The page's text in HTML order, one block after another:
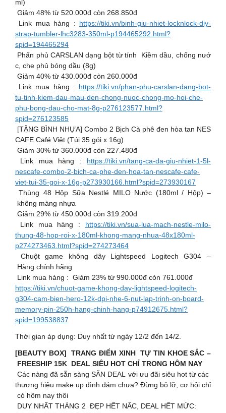
ml)
Giảm 48% từ 520.000đ còn 268.850đ
Link mua hàng : https://tiki.vn/binh-giu-nhiet-locknlock-diy-
strap-tumbler-lhc3283-350ml-p194465292.html?
spid=194465294
Phấn phủ CARSLAN dạng bột từ tính Kiềm dầu, chống nướ
c, che phủ bóng dầu (8g)
Giảm 40% từ 430.000đ còn 260.000đ
Link mua hàng : https://tiki.vn/phan-phu-carslan-dang-bot-
tu-tinh-kiem-dau-mau-den-chong-nuoc-chong-mo-hoi-che-
phu-bong-dau-cho-mat-8g-p276123577.html?
spid=276123585
[TẶNG BÌNH NHỰA] Combo 2 Bịch Cà phê đen hòa tan NES
CAFE Café Việt (Túi 35 gói x 16g)
Giảm 30% từ 360.000đ còn 227.480đ
Link mua hàng : https://tiki.vn/tang-ca-da-giu-nhiet-1-5l-
nescafe-combo-2-bich-ca-phe-den-hoa-tan-nescafe-cafe-
viet-tui-35-goi-x-16g-p273930166.html?spid=273930167
Thùng 48 Hộp Sữa Nestlé MILO Nước (180ml / Hộp) –
không màng nhựa
Giảm 29% từ 450.000đ còn 319.200đ
Link mua hàng : https://tiki.vn/sua-lua-mach-nestle-milo-
thung-48-hop-roi-x-180ml-khong-mang-nhua-48x180ml-
p274273463.html?spid=274273464
️ Chuột game không dây Lightspeed Logitech G304 –
Hàng chính hãng
Link mua hàng : Giảm 23% từ 990.000đ còn 761.000đ
https://tiki.vn/chuot-game-khong-day-lightspeed-logitech-
g304-cam-bien-hero-12k-dpi-nhe-6-nut-lap-trinh-on-board-
memory-pin-250h-hang-chinh-hang-p74912675.html?
spid=199538837
Thời gian áp dụng: Duy nhất từ ngày 12/2 đến 14/2.
[BEAUTY BOX] TRANG ĐIỂM XINH TỰ TIN KHOE SẮC –
FREESHIP 15K DEAL SIÊU HOT CHỈ TRONG HÔM NAY
Các nàng đã sẵn sàng SĂN DEAL với ưu đãi siêu hot từ các
thương hiệu make up đình đám chưa? Đừng bỏ lỡ, cơ hội chỉ
có hôm nay thôi
DUY NHẤT THÁNG 2 ĐẸP HẾT NẤC, DEAL HẾT MỨC: